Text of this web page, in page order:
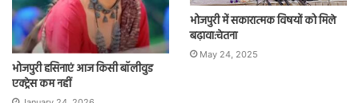
भोजपुरी हसिनाएं आज किसी बॉलीवुड
एक्ट्रेस कम नहीं
भोजपुरी में सकारात्मक विषयों को मिले
बढ़ावा:चेतना
May 24, 2025